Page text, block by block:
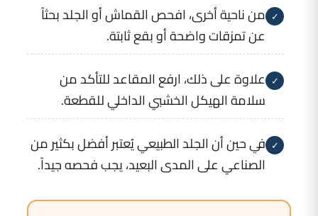
✓ من ناحية أخرى، افحص القماش أو الجلد بحثاً
عن تمزقات واضحة أو بقع ثابتة.
✓ علاوة على ذلك، ارفع المقاعد للتأكد من
سلامة الهيكل الخشبي الداخلي للقطعة.
✓ في حين أن الجلد الطبيعي يُعتبر أفضل بكثير من
الصناعي على المدى البعيد، يجب فحصه جيداً.